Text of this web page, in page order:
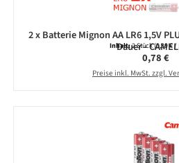
2 x Batterie Mignon AA LR6 1,5V
Dauer -
Inhalt:2 Stück(0,39 € /
0,78 €
Preise inkl. MwSt. zzgl.